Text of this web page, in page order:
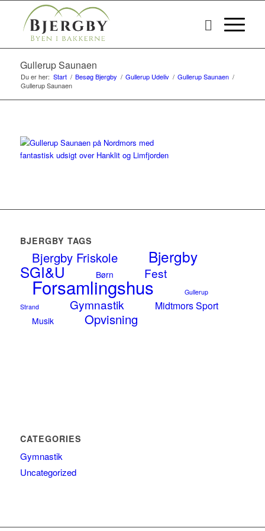
Gullerup Saunaen
Du er her: Start / Besøg Bjergby / Gullerup Udeliv / Gullerup Saunaen /
Gullerup Saunaen
BJERGBY TAGS
Bjergby Friskole Bjergby
SGI&U Børn Fest
Forsamlingshus
Gullerup
Strand
Gymnastik Midtmors Sport
Musik Opvisning
CATEGORIES
Gymnastik
Uncategorized